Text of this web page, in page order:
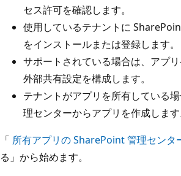
セス許可を確認します。
使用しているテナントに
をインストールまたは登録します。
サポートされている場合は、アプ
外部共有設定を構成します。
テナントがアプリを所有している
理センターからアプリを作成します
「 所有アプリの SharePoint 管理センタ
る」から始めます。